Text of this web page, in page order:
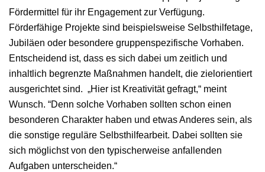
Fördermittel für ihr Engagement zur Verfügung.
Förderfähige Projekte sind beispielsweise Selbsthilfetage,
Jubiläen oder besondere gruppenspezifische Vorhaben.
Entscheidend ist, dass es sich dabei um zeitlich und
inhaltlich begrenzte Maßnahmen handelt, die zielorientiert
ausgerichtet sind. „Hier ist Kreativität gefragt,“ meint
Wunsch. “Denn solche Vorhaben sollten schon einen
besonderen Charakter haben und etwas Anderes sein, als
die sonstige reguläre Selbsthilfearbeit. Dabei sollten sie
sich möglichst von den typischerweise anfallenden
Aufgaben unterscheiden.“